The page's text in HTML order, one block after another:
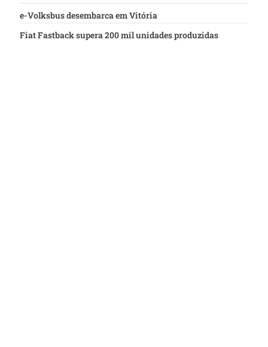
e-Volksbus desembarca em Vitória
Fiat Fastback supera 200 mil unidades produzidas